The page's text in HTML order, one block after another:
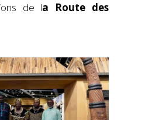
de la Route des